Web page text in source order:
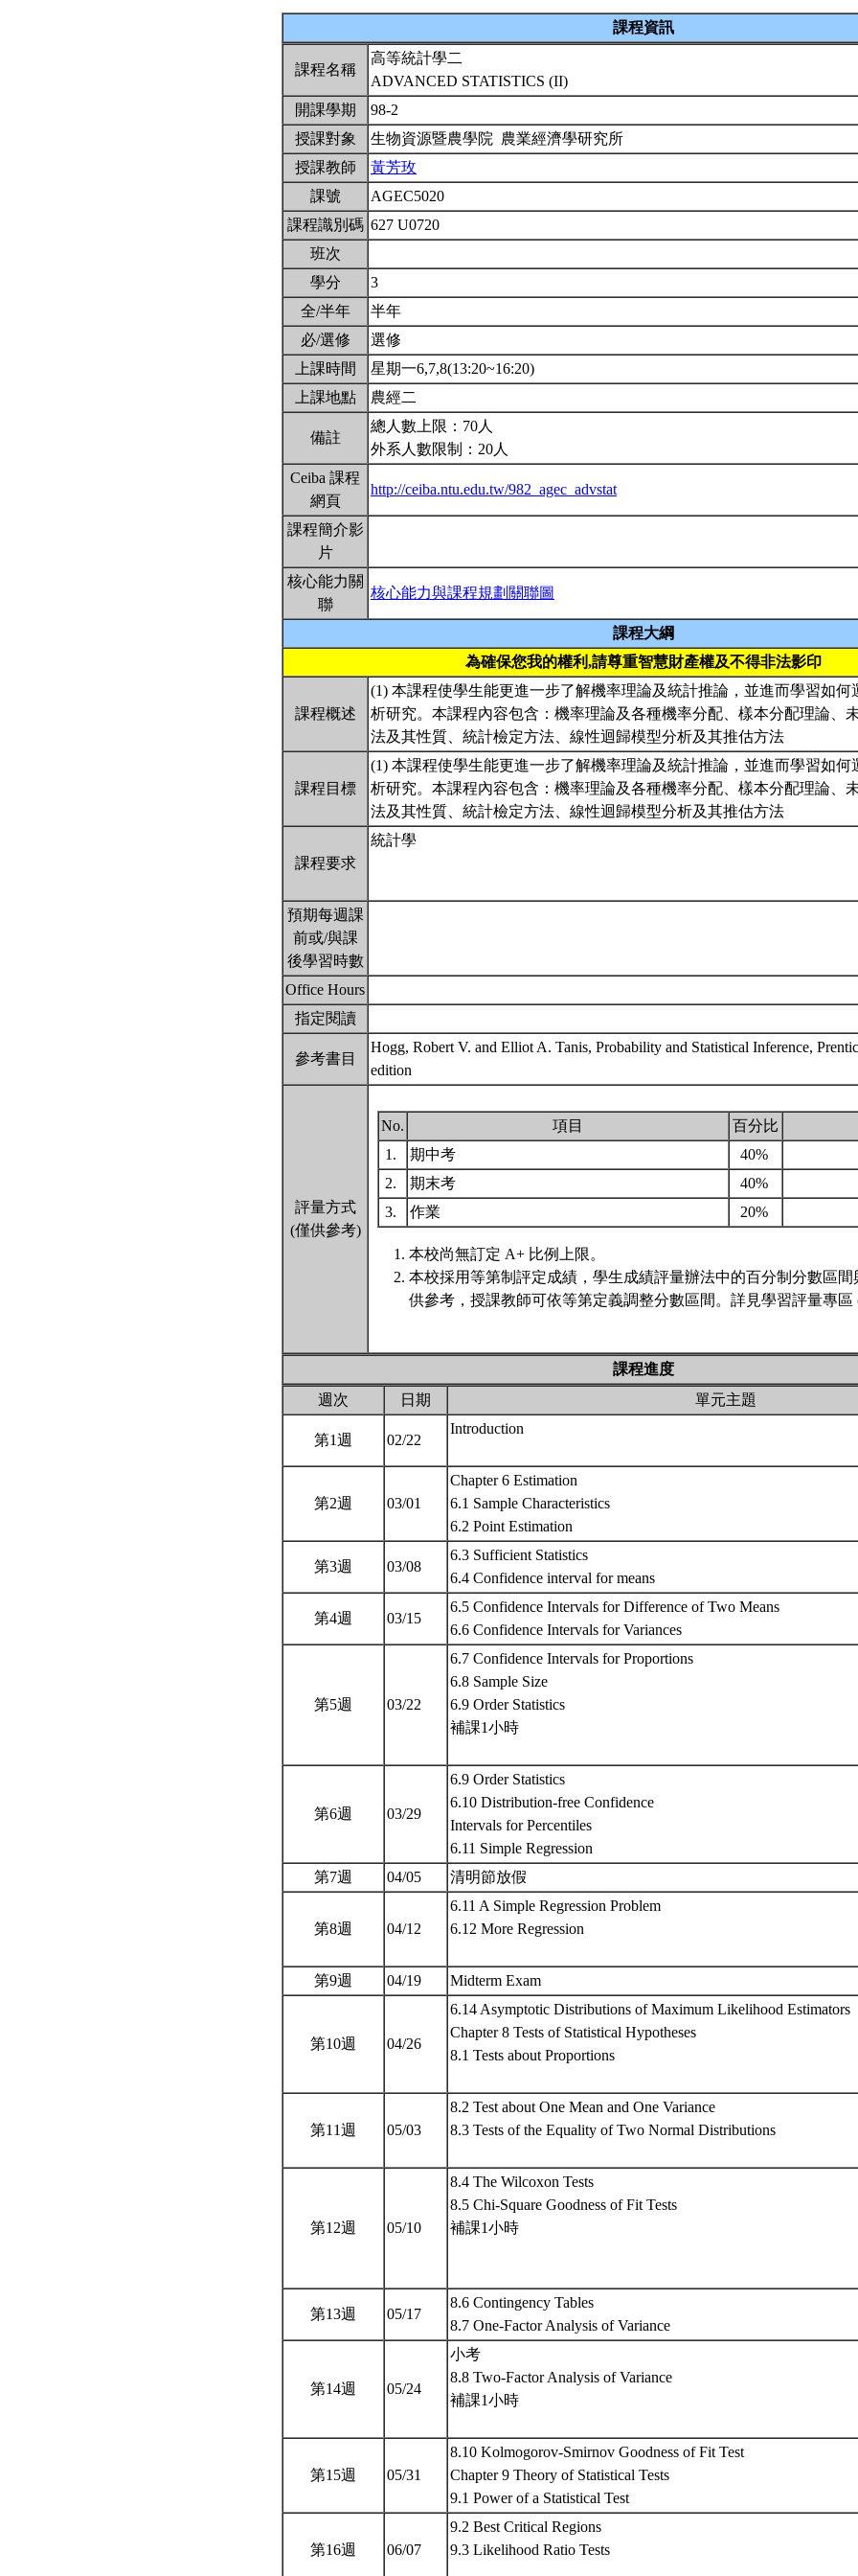
課程資訊
課程名稱
高等統計學二
ADVANCED STATISTICS (II)
開課學期
98-2
授課對象
生物資源暨農學院 農業經濟學研究所
授課教師
黃芳玫
課號
AGEC5020
課程識別碼 627 U0720
班次
學分
3
全/半年
半年
必/選修
選修
上課時間
星期一6,7,8(13:20~16:20)
上課地點
農經二
備註
總人數上限：70人
外系人數限制：20人
Ceiba 課程
網頁
http://ceiba.ntu.edu.tw/982_agec_advstat
課程簡介影
片
核心能力關
聯
核心能力與課程規劃關聯圖
課程大綱
為確保您我的權利,請尊重智慧財產權及不得非法影印
課程概述
(1) 本課程使學生能更進一步了解機率理論及統計推論，並進而學習如何
析研究。本課程內容包含：機率理論及各種機率分配、樣本分配理論、
法及其性質、統計檢定方法、線性迴歸模型分析及其推估方法
課程目標
(1) 本課程使學生能更進一步了解機率理論及統計推論，並進而學習如何
析研究。本課程內容包含：機率理論及各種機率分配、樣本分配理論、
法及其性質、統計檢定方法、線性迴歸模型分析及其推估方法
課程要求
統計學
預期每週課
前或/與課
後學習時數
Office Hours
指定閱讀
參考書目
Hogg, Robert V. and Elliot A. Tanis, Probability and Statistical Inference,
edition
評量方式
(僅供參考)
No. 項目 百分比
1.
期中考
40%
2.
期末考
40%
3.
作業 20%
本校尚無訂定 A+ 比例上限。
本校採用等第制評定成績，學生成績評量辦法中的百分制分數區
供參考，授課教師可依等第定義調整分數區間。詳見學習評量專區
課程進度
週次
日期 單元主題
第1週 02/22
Introduction
第2週 03/01
Chapter 6 Estimation
6.1 Sample Characteristics
6.2 Point Estimation
第3週 03/08
6.3 Sufficient Statistics
6.4 Confidence interval for means
第4週 03/15
6.5 Confidence Intervals for Difference of Two Means
6.6 Confidence Intervals for Variances
第5週 03/22
6.7 Confidence Intervals for Proportions
6.8 Sample Size
6.9 Order Statistics
補課1小時
第6週 03/29
6.9 Order Statistics
6.10 Distribution-free Confidence
Intervals for Percentiles
6.11 Simple Regression
第7週
04/05 清明節放假
第8週 04/12
6.11 A Simple Regression Problem
6.12 More Regression
第9週 04/19 Midterm Exam
第10週 04/26
6.14 Asymptotic Distributions of Maximum Likelihood Estimators
Chapter 8 Tests of Statistical Hypotheses
8.1 Tests about Proportions
第11週 05/03
8.2 Test about One Mean and One Variance
8.3 Tests of the Equality of Two Normal Distributions
第12週 05/10
8.4 The Wilcoxon Tests
8.5 Chi-Square Goodness of Fit Tests
補課1小時
第13週 05/17
8.6 Contingency Tables
8.7 One-Factor Analysis of Variance
第14週 05/24
小考
8.8 Two-Factor Analysis of Variance
補課1小時
第15週 05/31
8.10 Kolmogorov-Smirnov Goodness of Fit Test
Chapter 9 Theory of Statistical Tests
9.1 Power of a Statistical Test
第16週 06/07
9.2 Best Critical Regions
9.3 Likelihood Ratio Tests